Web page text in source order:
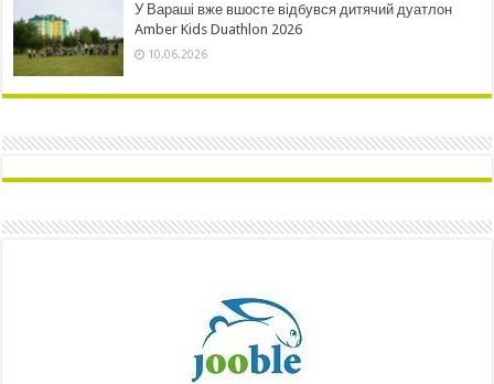
У Вараші вже вшосте відбувся дитячий дуатлон
Amber Kids Duathlon 2026
10.06.2026